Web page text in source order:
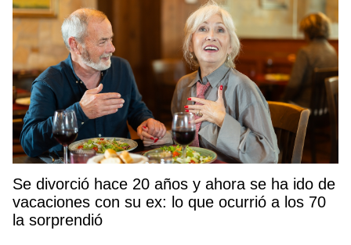
Se divorció hace 20 años y ahora se ha ido de
vacaciones con su ex: lo que ocurrió a los 70
la sorprendió